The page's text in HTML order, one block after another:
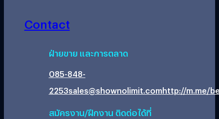
Contact
ฝ่ายขาย และการตลาด
085-848-
2253sales@shownolimit.comhttp://m.me/
สมัครงาน/ฝึกงาน ติดต่อได้ที่